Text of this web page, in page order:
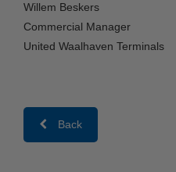
Willem Beskers
Commercial Manager
United Waalhaven Terminals
Back